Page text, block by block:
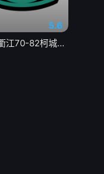
5.6
浙BA 衢江70-82柯城20260803